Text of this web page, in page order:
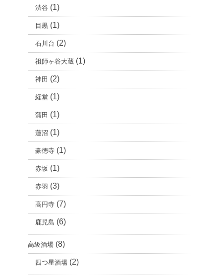
渋谷 (1)
目黒 (1)
石川台 (2)
祖師ヶ谷大蔵 (1)
神田 (2)
経堂 (1)
蒲田 (1)
蓮沼 (1)
豪徳寺 (1)
赤坂 (1)
赤羽 (3)
高円寺 (7)
鹿児島 (6)
高級酒場 (8)
四つ星酒場 (2)